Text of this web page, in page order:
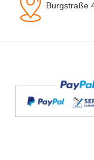
Burgstraße